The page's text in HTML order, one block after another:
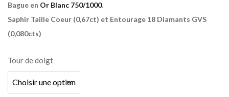
Bague en Or Blanc 750/1000.
Saphir Taille Coeur (0,67ct) et Entourage 18 Diamants GVS
(0,080cts)
Tour de doigt